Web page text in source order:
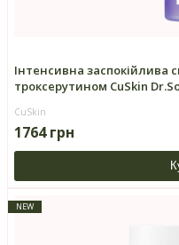
Інтенсивна заспокійлива
троксерутином CuSkin
CuSkin
1764 грн
NEW